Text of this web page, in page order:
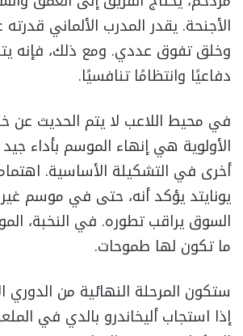
الأجنحة. يقدر المدرب الألماني
وخلق تفوق عددي. ومع ذلك، فإنه
دفاعيًا وانتظامًا تنافسيًا.
في محيط اللاعب لا يتم الحديث عن
الأولوية هي إنهاء الموسم بأداء
أخرى في التشكيلة الأساسية.
يونايتد يؤكد أنه، حتى في موسم غير
السوق يراقب تطوره. في النخبة،
ما تكون لها طموحات.
ستكون المرحلة النهائية من
إذا استجاب أليخاندرو بالدي في